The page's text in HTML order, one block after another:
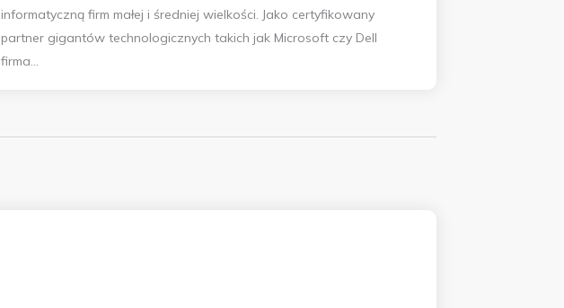
informatyczną firm małej i średniej wielkości. Jako certyfikowany
partner gigantów technologicznych takich jak Microsoft czy Dell
firma...